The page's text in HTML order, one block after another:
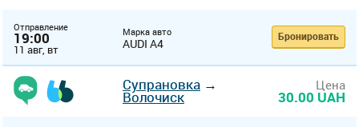
Отправление
19:00
11 авг, вт
Марка авто
AUDI A4 Бронировать
Супрановка →
Волочиск
Цена
30.00 UAH